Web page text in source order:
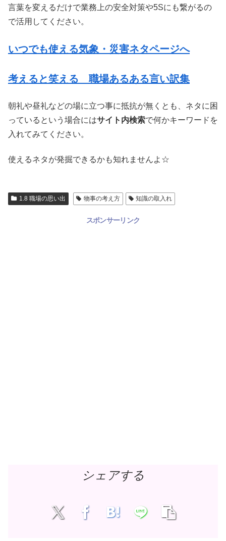
言葉を変えるだけで業務上の安全対策や5Sにも繋がるの
で活用してください。
いつでも使える気象・災害ネタページへ
考えると笑える 職場あるある言い訳集
朝礼や昼礼などの場に立つ事に抵抗が無くとも、ネタに困
っているという場合にはサイト内検索で何かキーワードを
入れてみてください。
使えるネタが発掘できるかも知れませんよ☆
1.8 職場の思い出 物事の考え方 知識の取入れ
スポンサーリンク
シェアする